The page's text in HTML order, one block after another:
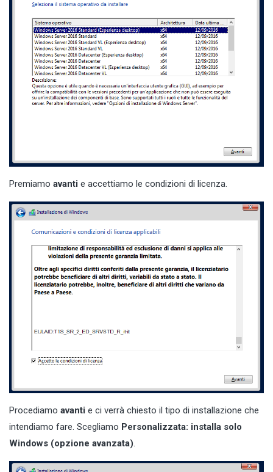
Premiamo avanti e accettiamo le condizioni di licenza.
Procediamo avanti e ci verrà chiesto il tipo di installazione che
intendiamo fare. Scegliamo Personalizzata: installa solo
Windows (opzione avanzata)